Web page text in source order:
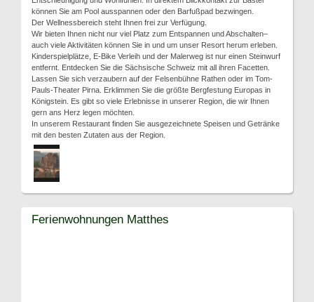
können Sie am Pool ausspannen oder den Barfußpad bezwingen.
Der Wellnessbereich steht Ihnen frei zur Verfügung.
Wir bieten Ihnen nicht nur viel Platz zum Entspannen und Abschalten–
auch viele Aktivitäten können Sie in und um unser Resort herum erleben.
Kinderspielplätze, E-Bike Verleih und der Malerweg ist nur einen Steinwurf
entfernt. Entdecken Sie die Sächsische Schweiz mit all ihren Facetten.
Lassen Sie sich verzaubern auf der Felsenbühne Rathen oder im Tom-
Pauls-Theater Pirna. Erklimmen Sie die größte Bergfestung Europas in
Königstein. Es gibt so viele Erlebnisse in unserer Region, die wir Ihnen
gern ans Herz legen möchten.
In unserem Restaurant finden Sie ausgezeichnete Speisen und Getränke
mit den besten Zutaten aus der Region.
Ferienwohnungen Matthes